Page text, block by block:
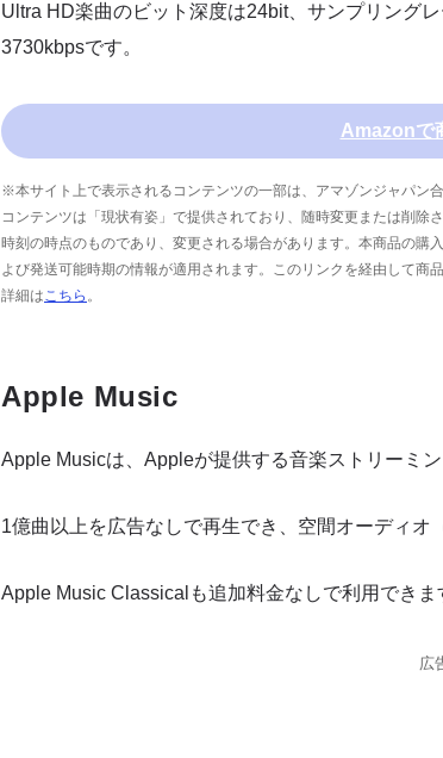
Ultra HD楽曲のビット深度は24bit、サンプリング
3730kbpsです。
Amazonで
※本サイト上で表示されるコンテンツの一部は、アマゾンジャパン
コンテンツは「現状有姿」で提供されており、随時変更または削
時刻の時点のものであり、変更される場合があります。本商品の
よび発送可能時期の情報が適用されます。このリンクを経由して商
詳細はこちら 。
Apple Music
Apple Musicは、Appleが提供する音楽ストリーミン
1億曲以上を広告なしで再生でき、空間オーディオ
Apple Music Classicalも追加料金なしで利用できま
広